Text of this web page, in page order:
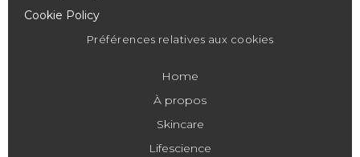
Cookie Policy
Préférences relatives aux cookies
Home
À propos
Skincare
Lifescience